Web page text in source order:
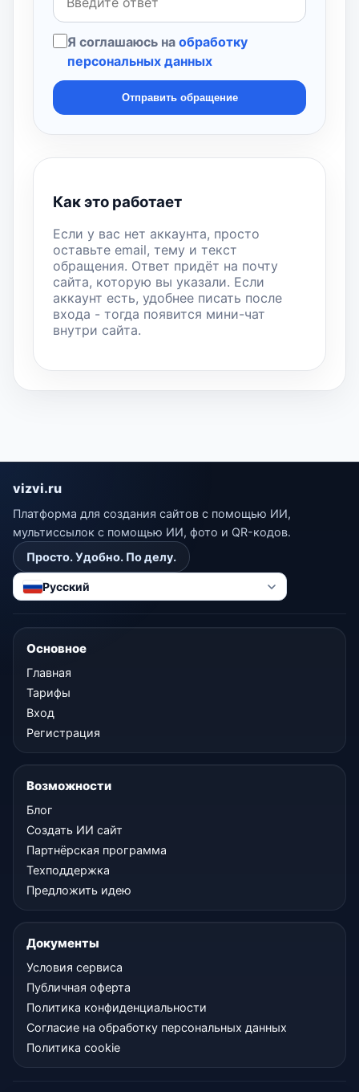
Я соглашаюсь на обработку
персональных данных
Отправить обращение
Как это работает
Если у вас нет аккаунта, просто
оставьте email, тему и текст
обращения. Ответ придёт на почту
сайта, которую вы указали. Если
аккаунт есть, удобнее писать после
входа - тогда появится мини-чат
внутри сайта.
vizvi.ru
Платформа для создания сайтов с помощью ИИ,
мультиссылок с помощью ИИ, фото и QR-кодов.
Просто. Удобно. По делу.
Русский
Основное
Главная
Тарифы
Вход
Регистрация
Возможности
Блог
Создать ИИ сайт
Партнёрская программа
Техподдержка
Предложить идею
Документы
Условия сервиса
Публичная оферта
Политика конфиденциальности
Согласие на обработку персональных данных
Политика cookie